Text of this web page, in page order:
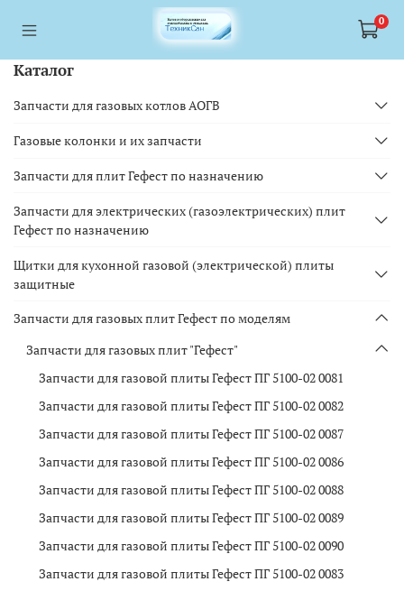
0
Каталог
Запчасти для газовых котлов АОГВ
Газовые колонки и их запчасти
Запчасти для плит Гефест по назначению
Запчасти для электрических (газоэлектрических) плит
Гефест по назначению
Щитки для кухонной газовой (электрической) плиты
защитные
Запчасти для газовых плит Гефест по моделям
Запчасти для газовых плит "Гефест"
Запчасти для газовой плиты Гефест ПГ 5100-02 0081
Запчасти для газовой плиты Гефест ПГ 5100-02 0082
Запчасти для газовой плиты Гефест ПГ 5100-02 0087
Запчасти для газовой плиты Гефест ПГ 5100-02 0086
Запчасти для газовой плиты Гефест ПГ 5100-02 0088
Запчасти для газовой плиты Гефест ПГ 5100-02 0089
Запчасти для газовой плиты Гефест ПГ 5100-02 0090
Запчасти для газовой плиты Гефест ПГ 5100-02 0083
<a href="https://webmaster.yandex.ru/siteinfo/?site=https://
<a href="https://webmaster.yandex.ru/siteinfo/?site=https://